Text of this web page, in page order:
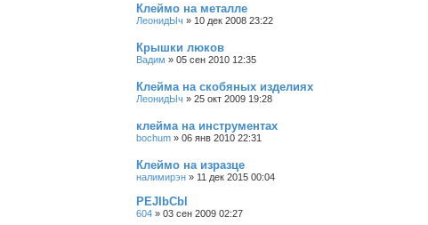
Клеймо на металле
ЛеонидЫч » 10 дек 2008 23:22
Крышки люков
Вадим » 05 сен 2010 12:35
Клейма на скобяных изделиях
ЛеонидЫч » 25 окт 2009 19:28
клейма на инструментах
bochum » 06 янв 2010 22:31
Клеймо на изразце
налимирэн » 11 дек 2015 00:04
PEJIbCbl
604 » 03 сен 2009 02:27